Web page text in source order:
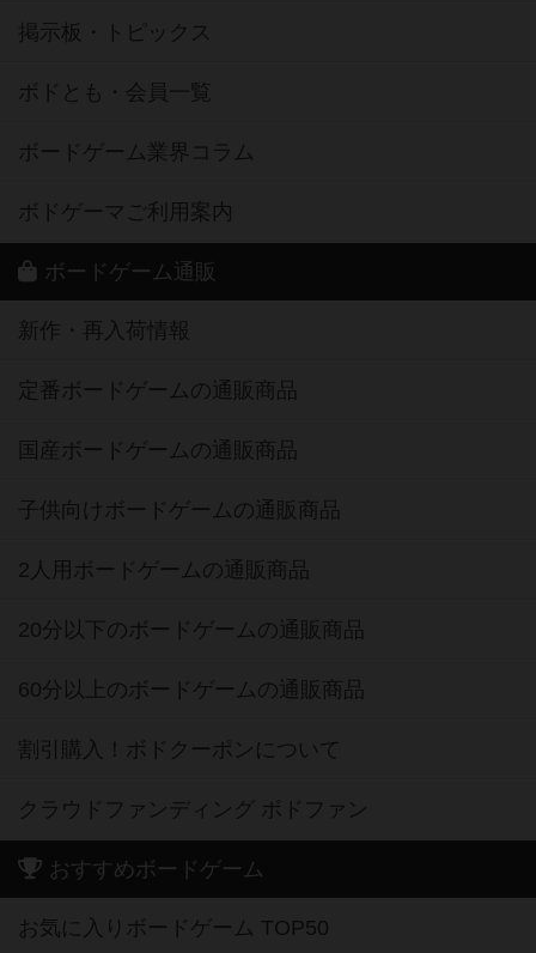
掲示板・トピックス
ボドとも・会員一覧
ボードゲーム業界コラム
ボドゲーマご利用案内
ボードゲーム通販
新作・再入荷情報
定番ボードゲームの通販商品
国産ボードゲームの通販商品
子供向けボードゲームの通販商品
2人用ボードゲームの通販商品
20分以下のボードゲームの通販商品
60分以上のボードゲームの通販商品
割引購入！ボドクーポンについて
クラウドファンディング ボドファン
おすすめボードゲーム
お気に入りボードゲーム TOP50